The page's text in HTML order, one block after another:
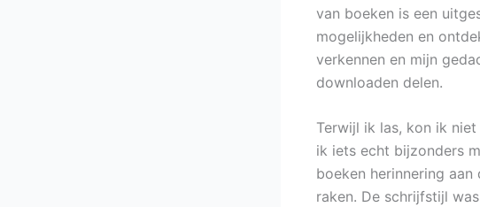
van boeken is een
mogelijkheden en
verkennen en mijn
downloaden delen.
Terwijl ik las, kon ik
ik iets echt bijzonders
boeken herinnering
raken. De schrijfstijl